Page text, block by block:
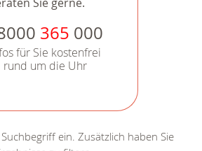
365 000
für Sie kostenfrei
rund um die Uhr
ein. Zusätzlich haben Sie